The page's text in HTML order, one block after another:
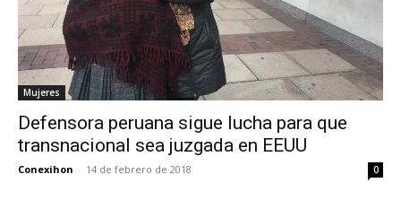
Mujeres
Defensora peruana sigue lucha para que
transnacional sea juzgada en EEUU
Conexihon - 14 de febrero de 2018 0